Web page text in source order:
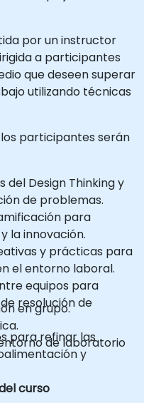
por un instructor
a participantes
que deseen superar
utilizando técnicas
participantes serán
Design Thinking y
de problemas.
para
la innovación.
y prácticas para
el entorno laboral.
equipos para
resolución de
para refinar las
y
en grupo.
de laboratorio
curso